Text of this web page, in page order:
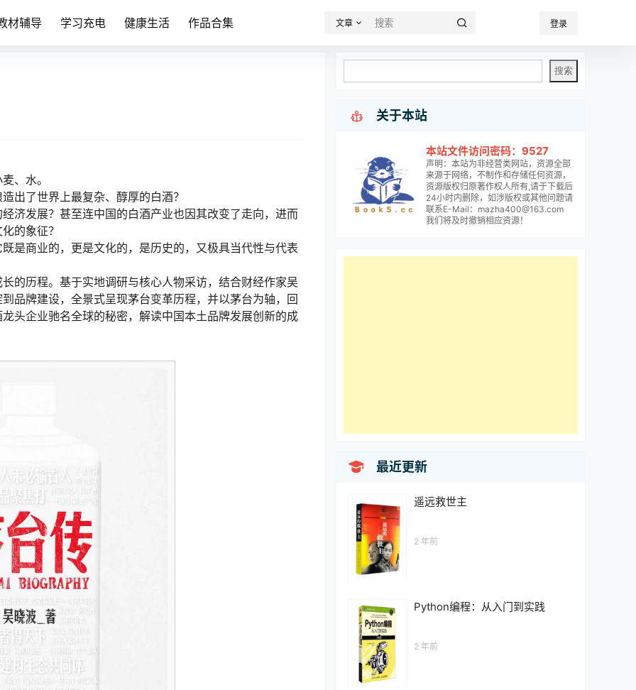
材辅导 学习充电 健康生活 作品合集 文章 登录
、水。
出了世界上最复杂、醇厚的白酒？
济发展？甚至连中国的白酒产业也因其改变了走向，进而
的象征？
是商业的，更是文化的，是历史的，又极具当代性与代表
的历程。基于实地调研与核心人物采访，结合财经作家吴
品牌建设，全景式呈现茅台变革历程，并以茅台为轴，回
头企业驰名全球的秘密，解读中国本土品牌发展创新的成
 关于本站
本站文件访问密码：9527
声明：本站为非经营类网站，资源全部
来源于网络，不制作和存储任何资源，
资源版权归原著作权人所有,请于下载后
24小时内删除，如涉版权或其他问题请
联系E-Mail：mazha400@163.com
我们将及时撤销相应资源！
 最近更新
遥远救世主
2 年前
Python编程：从入门到实践
2 年前